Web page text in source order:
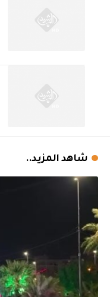
شاهد المزيد..